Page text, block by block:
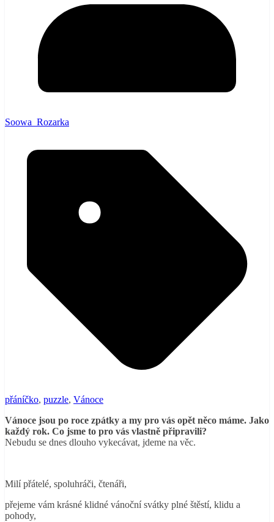
Soowa_Rozarka
přáníčko, puzzle, Vánoce
Vánoce jsou po roce zpátky a my pro vás opět něco máme. Jako
každý rok. Co jsme to pro vás vlastně připravili?
Nebudu se dnes dlouho vykecávat, jdeme na věc.
Milí přátelé, spoluhráči, čtenáři,
přejeme vám krásné klidné vánoční svátky plné štěstí, klidu a
pohody,